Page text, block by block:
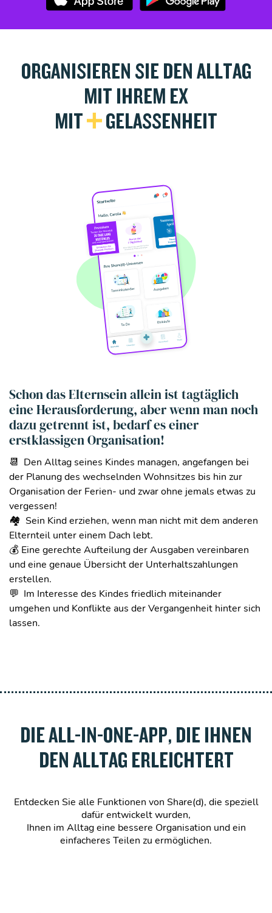
ORGANISIEREN SIE DEN ALLTAG
MIT IHREM EX
MIT
+
GELASSENHEIT
Schon das Elternsein allein ist tagtäglich
eine Herausforderung, aber wenn man noch
dazu getrennt ist, bedarf es einer
erstklassigen Organisation!
📆 Den Alltag seines Kindes managen, angefangen bei
der Planung des wechselnden Wohnsitzes bis hin zur
Organisation der Ferien- und zwar ohne jemals etwas zu
vergessen!
🏘 Sein Kind erziehen, wenn man nicht mit dem anderen
Elternteil unter einem Dach lebt.
💰 Eine gerechte Aufteilung der Ausgaben vereinbaren
und eine genaue Übersicht der Unterhaltszahlungen
erstellen.
💬 Im Interesse des Kindes friedlich miteinander
umgehen und Konflikte aus der Vergangenheit hinter sich
lassen.
DIE ALL-IN-ONE-APP, DIE IHNEN
DEN ALLTAG ERLEICHTERT
Entdecken Sie alle Funktionen von Share(d), die speziell
dafür entwickelt wurden,
Ihnen im Alltag eine bessere Organisation und ein
einfacheres Teilen zu ermöglichen.